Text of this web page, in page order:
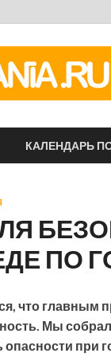
КАЛЕНДАРЬ
ПО
что главным
Мы
при